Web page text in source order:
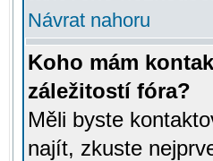
Návrat nahoru
Koho mám
záležitostí fóra?
Měli byste
najít, zkuste